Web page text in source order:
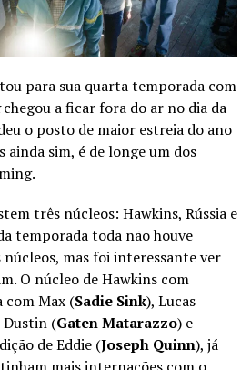
para sua quarta temporada com
chegou a ficar fora do ar no dia da
o posto de maior estreia do ano
ainda sim, é de longe um dos
três núcleos: Hawkins, Rússia e
temporada toda não houve
mas foi interessante ver
O núcleo de Hawkins com
com Max (Sadie Sink), Lucas
Dustin (Gaten Matarazzo) e
de Eddie (Joseph Quinn), já